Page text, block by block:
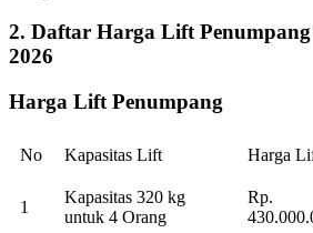
2. Daftar Harga Lift
2026
Harga Lift Penumpang
No Kapasitas Lift Harga
1
Kapasitas 320 kg
untuk 4 Orang
Rp.